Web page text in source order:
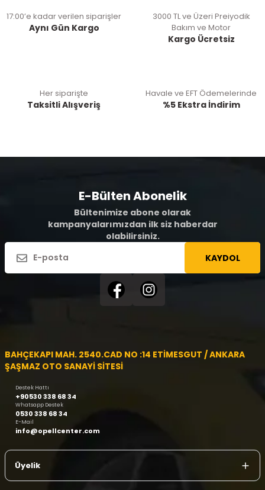
17:00’e kadar verilen siparişler
Aynı Gün Kargo
3000 TL ve Üzeri Preiyodik
Bakım ve Motor
Kargo Ücretsiz
Her siparişte
Taksitli Alışveriş
Havale ve EFT Ödemelerinde
%5 Ekstra İndirim
E-Bülten Abonelik
Bültenimize abone olarak
kampanyalarımızdan ilk siz haberdar
olabilirsiniz.
KAYDOL
BAHÇEKAPI MAH. 2540.CAD NO :14 ETİMESGUT / ANKARA
ŞAŞMAZ OTO SANAYİ SİTESİ
Destek Hattı
+90530 338 68 34
Whatsapp Destek
0530 338 68 34
E-Mail
info@opellcenter.com
Üyelik